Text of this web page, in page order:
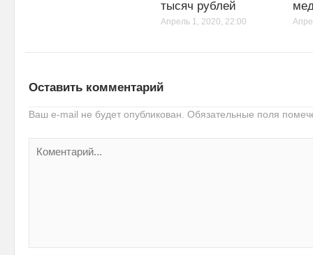
тысяч рублей
Апрель 1, 2020, 22:00
Оставить комментарий
Ваш e-mail не будет опубликован. Обязательные поля